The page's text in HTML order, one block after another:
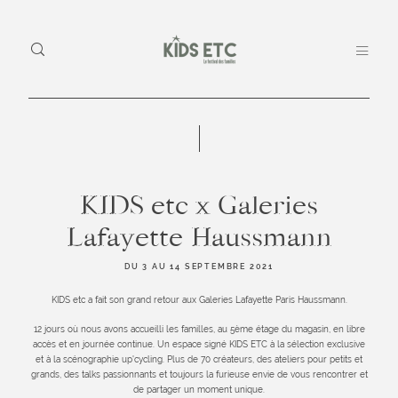
KIDS etc x Galeries
Lafayette Haussmann
DU 3 AU 14 SEPTEMBRE 2021
KIDS etc a fait son grand retour aux Galeries Lafayette Paris Haussmann.
12 jours où nous avons accueilli les familles, au 5ème étage du magasin, en libre
accès et en journée continue. Un espace signé KIDS ETC à la sélection exclusive
et à la scénographie up'cycling. Plus de 70 créateurs, des ateliers pour petits et
grands, des talks passionnants et toujours la furieuse envie de vous rencontrer et
de partager un moment unique.
KIDS
etc
salons et
pop-up
traditionnels,
KIDS etc.
Le Concept
Edition 2025 – Le Palace
à Nantes
En images
Infos